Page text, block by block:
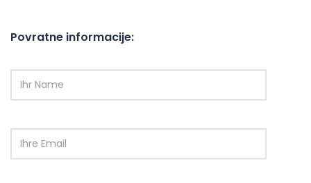
Povratne informacije: